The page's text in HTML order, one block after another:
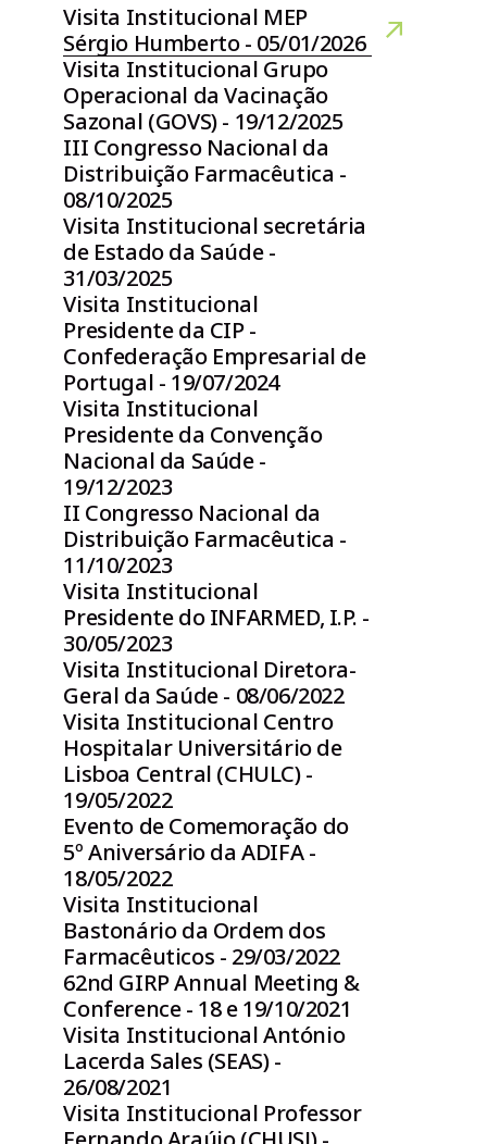
Visita Institucional MEP
Sérgio Humberto - 05/01/2026
Visita Institucional Grupo
Operacional da Vacinação
Sazonal (GOVS) - 19/12/2025
III Congresso Nacional da
Distribuição Farmacêutica -
08/10/2025
Visita Institucional secretária
de Estado da Saúde -
31/03/2025
Visita Institucional
Presidente da CIP -
Confederação Empresarial de
Portugal - 19/07/2024
Visita Institucional
Presidente da Convenção
Nacional da Saúde -
19/12/2023
II Congresso Nacional da
Distribuição Farmacêutica -
11/10/2023
Visita Institucional
Presidente do INFARMED, I.P. -
30/05/2023
Visita Institucional Diretora-
Geral da Saúde - 08/06/2022
Visita Institucional Centro
Hospitalar Universitário de
Lisboa Central (CHULC) -
19/05/2022
Evento de Comemoração do
5º Aniversário da ADIFA -
18/05/2022
Visita Institucional
Bastonário da Ordem dos
Farmacêuticos - 29/03/2022
62nd GIRP Annual Meeting &
Conference - 18 e 19/10/2021
Visita Institucional António
Lacerda Sales (SEAS) -
26/08/2021
Visita Institucional Professor